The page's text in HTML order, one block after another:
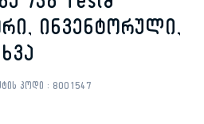
ინვენტორული,
კოდი : 8001547